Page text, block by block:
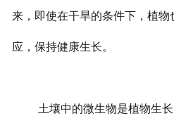
来，即使在干旱的条件下，植
应，保持健康生长。
土壤中的微生物是植物生